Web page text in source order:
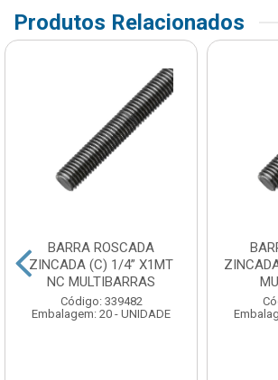
Produtos Relacionados
BARRA ROSCADA
ZINCADA (C) 1/4” X1MT
NC MULTIBARRAS
Código: 339482
Embalagem: 20 - UNIDADE